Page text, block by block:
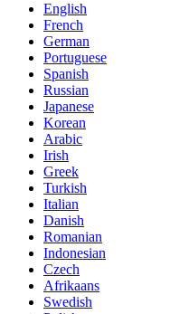
English
French
German
Portuguese
Spanish
Russian
Japanese
Korean
Arabic
Irish
Greek
Turkish
Italian
Danish
Romanian
Indonesian
Czech
Afrikaans
Swedish